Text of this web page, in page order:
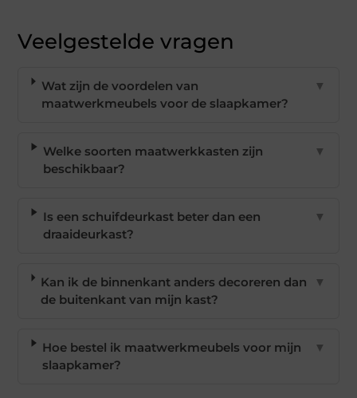
Veelgestelde vragen
Wat zijn de voordelen van
maatwerkmeubels voor de slaapkamer?
▼
Welke soorten maatwerkkasten zijn
beschikbaar?
▼
Is een schuifdeurkast beter dan een
draaideurkast?
▼
Kan ik de binnenkant anders decoreren dan
de buitenkant van mijn kast?
▼
Hoe bestel ik maatwerkmeubels voor mijn
slaapkamer?
▼